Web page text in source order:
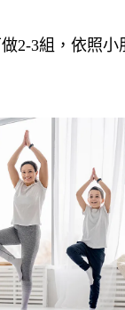
2-3組，依照小